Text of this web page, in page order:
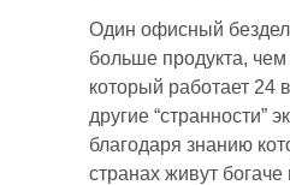
Один офисный
больше продукта,
который работает 24
другие “странности”
благодаря знанию
странах живут